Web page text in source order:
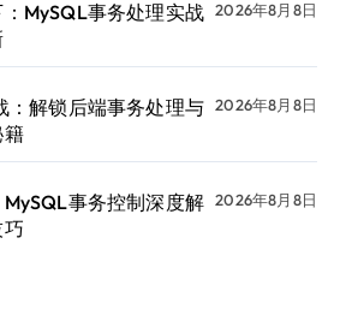
MySQL事务处理实战 2026年8月8日
：解锁后端事务处理与
籍
2026年8月8日
事务控制深度解 2026年8月8日